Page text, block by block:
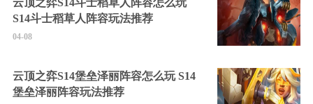
S14斗士稻草人阵容玩法推荐
04-08
云顶之弈S14堡垒泽丽阵容怎么玩 S14
堡垒泽丽阵容玩法推荐